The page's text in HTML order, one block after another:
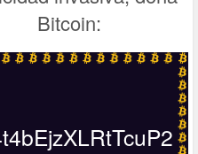
Bitcoin: